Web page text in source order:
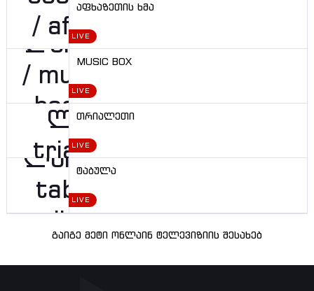
აფხაზეთის ხმა
LIVE
MUSIC BOX
LIVE
თრიალეთი
LIVE
ტაბულა
LIVE
გაიგე მეტი ონლაინ ტელევიზიის შესახებ